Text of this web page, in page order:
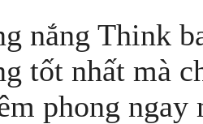
nắng Think
tốt nhất mà
phong